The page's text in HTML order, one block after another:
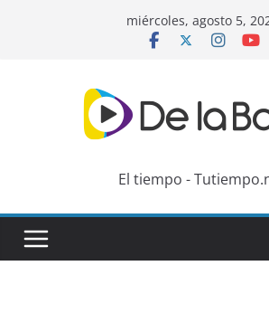
miércoles, agosto 5,
El tiempo -